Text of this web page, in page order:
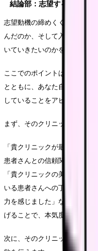
結論部：志望するクリニ
志望動機の締めくくりとして
んだのか、そして入職後にど
いていきたいのかを具体的に
ここでのポイントは、クリニ
とともに、あなた自身の将来
していることをアピールする
まず、そのクリニックを志望
「貴クリニックが最新のレー
患者さんとの信頼関係を大切
「貴クリニックの美容看護師
いる患者さんへの丁寧な対応
力を感じました」など、事前
げることで、本気度をアピー
次に、そのクリニックで実現